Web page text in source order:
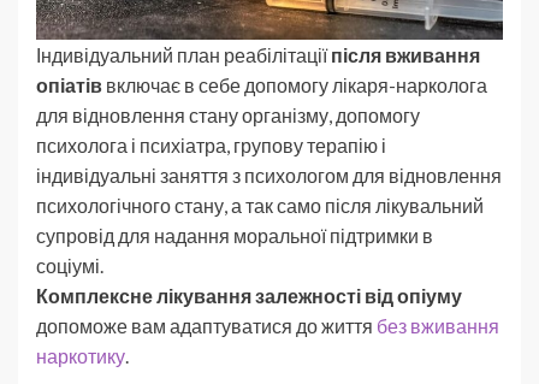
Індивідуальний план реабілітаціїпісля вживання
опіатів включає в себе допомогу лікаря-нарколога
для відновлення стану організму, допомогу
психолога і психіатра, групову терапію і
індивідуальні заняття з психологом для відновлення
психологічного стану, а так само після лікувальний
супровід для надання моральної підтримки в
соціумі.
Комплексне лікування залежності від опіуму
допоможе вам адаптуватися до життя без вживання
наркотику.